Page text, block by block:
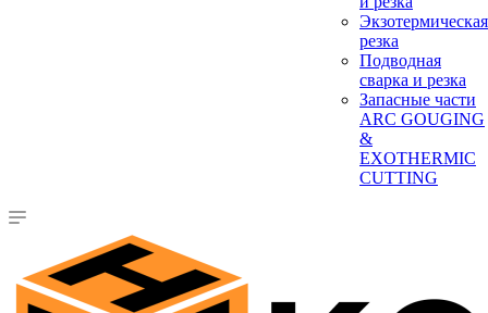
Экзотермическая
резка
Подводная
сварка и резка
Запасные части
ARC GOUGING
&
EXOTHERMIC
CUTTING